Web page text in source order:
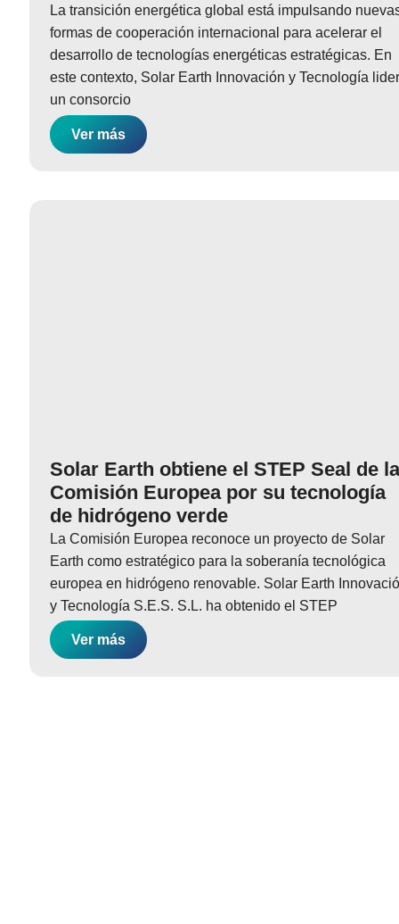
La transición energética global está impulsando
formas de cooperación internacional para acelerar el
desarrollo de tecnologías energéticas estratégicas. En
este contexto, Solar Earth Innovación y Tecnología
un consorcio
Ver más
Solar Earth obtiene el STEP Seal de la
Comisión Europea por su tecnología
de hidrógeno verde
La Comisión Europea reconoce un proyecto de Solar
Earth como estratégico para la soberanía tecnológica
europea en hidrógeno renovable. Solar Earth
y Tecnología S.E.S. S.L. ha obtenido el STEP
Ver más